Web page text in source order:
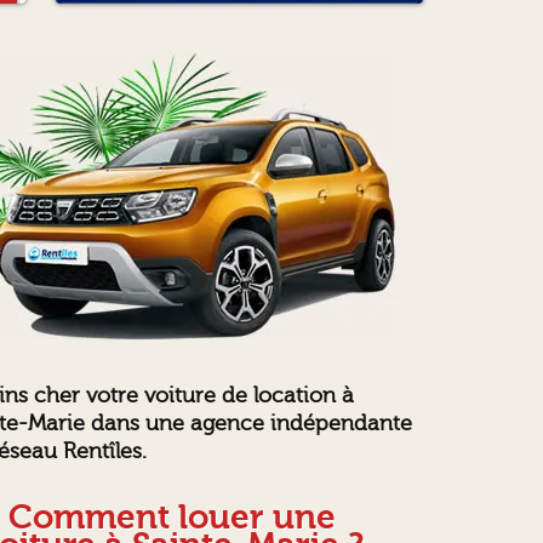
cher votre voiture de location à
Marie dans une agence indépendante
Rentîles.
Comment louer une